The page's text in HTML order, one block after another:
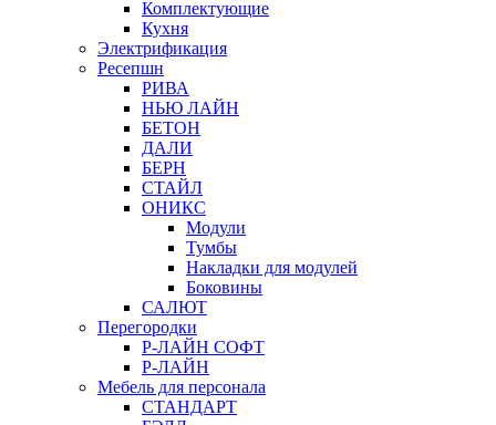
Комплектующие
Кухня
Электрификация
Ресепшн
РИВА
НЬЮ ЛАЙН
БЕТОН
ДАЛИ
БЕРН
СТАЙЛ
ОНИКС
Модули
Тумбы
Накладки для модулей
Боковины
САЛЮТ
Перегородки
Р-ЛАЙН СОФТ
Р-ЛАЙН
Мебель для персонала
СТАНДАРТ